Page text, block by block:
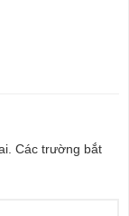
Các trường bắt